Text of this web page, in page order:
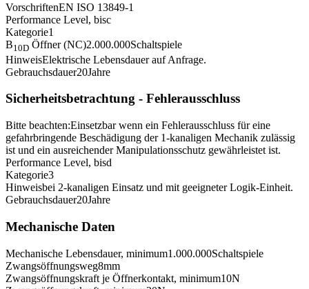
VorschriftenEN ISO 13849-1
Performance Level, bisc
Kategorie1
B10D Öffner (NC)2.000.000Schaltspiele
HinweisElektrische Lebensdauer auf Anfrage.
Gebrauchsdauer20Jahre
Sicherheitsbetrachtung - Fehlerausschluss
Bitte beachten:Einsetzbar wenn ein Fehlerausschluss für eine
gefahrbringende Beschädigung der 1-kanaligen Mechanik zulässig
ist und ein ausreichender Manipulationsschutz gewährleistet ist.
Performance Level, bisd
Kategorie3
Hinweisbei 2-kanaligen Einsatz und mit geeigneter Logik-Einheit.
Gebrauchsdauer20Jahre
Mechanische Daten
Mechanische Lebensdauer, minimum1.000.000Schaltspiele
Zwangsöffnungsweg8mm
Zwangsöffnungskraft je Öffnerkontakt, minimum10N